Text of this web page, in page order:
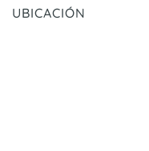
UBICACIÓN